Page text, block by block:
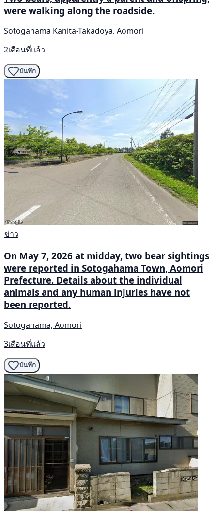
were walking along the roadside.
Sotogahama Kanita-Takadoya, Aomori
2เดือนที่แล้ว
บันทึก
ข่าว
On May 7, 2026 at midday, two bear sightings
were reported in Sotogahama Town, Aomori
Prefecture. Details about the individual
animals and any human injuries have not
been reported.
Sotogahama, Aomori
3เดือนที่แล้ว
บันทึก